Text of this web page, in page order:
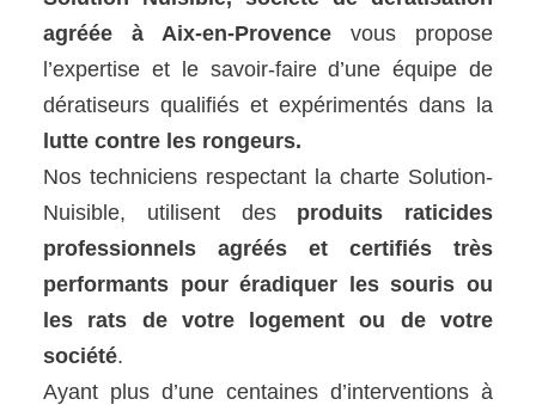
agréée à Aix-en-Provence vous propose
l’expertise et le savoir-faire d’une équipe de
dératiseurs qualifiés et expérimentés dans la
lutte contre les rongeurs.
Nos techniciens respectant la charte Solution-
Nuisible, utilisent des produits raticides
professionnels agréés et certifiés très
performants pour éradiquer les souris ou
les rats de votre logement ou de votre
société.
Ayant plus d’une centaines d’interventions à